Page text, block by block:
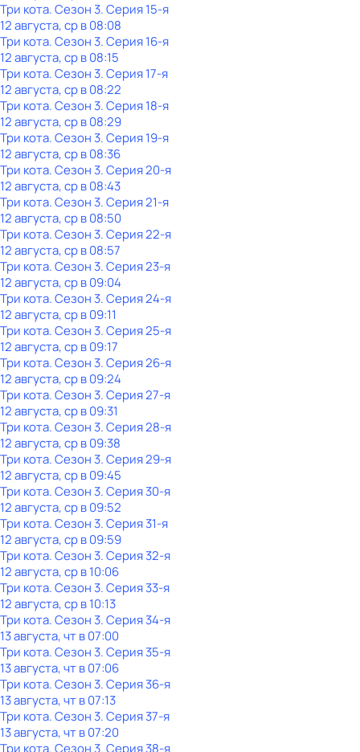
Три кота. Сезон 3. Серия 15-я
12 августа, ср в 08:08
Три кота. Сезон 3. Серия 16-я
12 августа, ср в 08:15
Три кота. Сезон 3. Серия 17-я
12 августа, ср в 08:22
Три кота. Сезон 3. Серия 18-я
12 августа, ср в 08:29
Три кота. Сезон 3. Серия 19-я
12 августа, ср в 08:36
Три кота. Сезон 3. Серия 20-я
12 августа, ср в 08:43
Три кота. Сезон 3. Серия 21-я
12 августа, ср в 08:50
Три кота. Сезон 3. Серия 22-я
12 августа, ср в 08:57
Три кота. Сезон 3. Серия 23-я
12 августа, ср в 09:04
Три кота. Сезон 3. Серия 24-я
12 августа, ср в 09:11
Три кота. Сезон 3. Серия 25-я
12 августа, ср в 09:17
Три кота. Сезон 3. Серия 26-я
12 августа, ср в 09:24
Три кота. Сезон 3. Серия 27-я
12 августа, ср в 09:31
Три кота. Сезон 3. Серия 28-я
12 августа, ср в 09:38
Три кота. Сезон 3. Серия 29-я
12 августа, ср в 09:45
Три кота. Сезон 3. Серия 30-я
12 августа, ср в 09:52
Три кота. Сезон 3. Серия 31-я
12 августа, ср в 09:59
Три кота. Сезон 3. Серия 32-я
12 августа, ср в 10:06
Три кота. Сезон 3. Серия 33-я
12 августа, ср в 10:13
Три кота. Сезон 3. Серия 34-я
13 августа, чт в 07:00
Три кота. Сезон 3. Серия 35-я
13 августа, чт в 07:06
Три кота. Сезон 3. Серия 36-я
13 августа, чт в 07:13
Три кота. Сезон 3. Серия 37-я
13 августа, чт в 07:20
Три кота. Сезон 3. Серия 38-я